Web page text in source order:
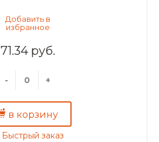
71.34 руб.
- +
в корзину
Быстрый заказ